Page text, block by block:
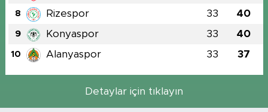
8 Rizespor 33 40
9 Konyaspor 33 40
10 Alanyaspor 33 37
Detaylar için tıklayın